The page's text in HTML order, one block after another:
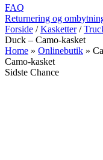
FAQ
Returnering og
Forside / Kasketter /
Duck – Camo-kasket
Home » Onlinebutik »
Camo-kasket
Sidste Chance